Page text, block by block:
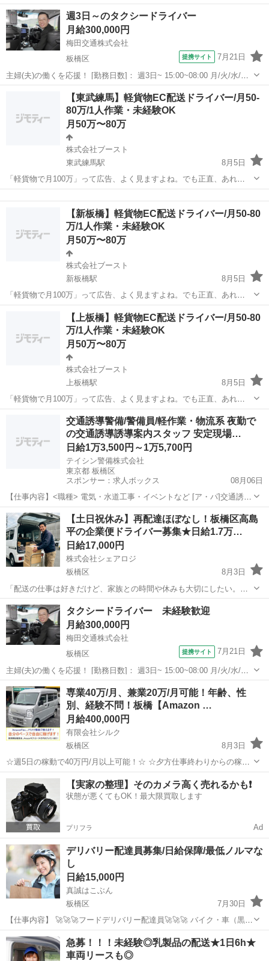
をお届けする軽貨物ドライバー（平日レギュラー）を募集します。 配
送先は企業がメインのため、個人宅のような夜間再配達はありませ
ん。 最大の魅力は、「土日祝・...
東京 板橋区 ドライバー ロイヤリティ
週3日～のタクシードライバー
月給300,000円
梅田交通株式会社
板橋区
提携サイト 7月21日
主婦(夫)の働くを応援！ [勤務日数]： 週3日~ 15:00~08:00 月/火/水/木/
金/土/日 などから選べます [勤務地・最寄駅]： 東京都板橋区前野町2-
30-24 みなとタクシー株式会社 ときわ台(東京都)...
ドライバー
【東武練馬】軽貨物EC配送ドライバー/月50-
80万/1人作業・未経験OK
月50万〜80万
株式会社ブースト
東武練馬駅
8月5日
「軽貨物で月100万」って広告、よく見ますよね。でも正直、あれ
1000人に1人の世界です。完全歩合だから、稼げるかは運次第。 うち
(株式会社ブースト)は違います。続けてる人は月50-80万。盛りませ
ん、明細でお見せしま...【新板橋】軽貨物EC配送ドライバー/月50-80
万/1人作業・未経験OK
月50万〜80万
株式会社ブースト
新板橋駅
8月5日
「軽貨物で月100万」って広告、よく見ますよね。でも正直、あれ
1000人に1人の世界です。完全歩合だから、稼げるかは運次第。 うち
(株式会社ブースト)は違います。続けてる人は月50-80万。盛りませ
ん、明細でお見せしま...
新板橋駅 ドライバー 80万
【上板橋】軽貨物EC配送ドライバー/月50-80
万/1人作業・未経験OK
月50万〜80万
株式会社ブースト
上板橋駅
8月5日
「軽貨物で月100万」って広告、よく見ますよね。でも正直、あれ
1000人に1人の世界です。完全歩合だから、稼げるかは運次第。 うち
(株式会社ブースト)は違います。続けてる人は月50-80万。盛りませ
ん、明細でお見せしま...
上板橋駅 ドライバー 80万
交通誘導警備/警備員/軽作業・物流系 夜勤で
の交通誘導誘導案内スタッフ 安定現場…
日給1万3,500円～1万5,700円
テイシン警備株式会社
東京都 板橋区
スポンサー：求人ボックス
08月06日
【仕事内容】<職種> 電気・水道工事・イベントなど [ア・パ]交通誘導
警備、警備員、軽作業・物流その他 <雇用形態> アルバイト・パート
<給与> [ア・パ]日給13,500円～15,700円 交通費:一部支給 警備現場ま
での交通...
アルバイト・パート
【土日祝休み】再配達ほぼなし！板橋区高島
平の企業便ドライバー募集★日給1.7万…
日給17,000円
株式会社シェアロジ
板橋区
8月3日
「配送の仕事は好きだけど、家族との時間や休みも大切にしたい。」
その希望、ここで叶います。 東京都板橋区高島平を拠点とした、法人
向け事務用品の配送ドライバーを募集します。 お届け先は企業様がメ
イン。 不在による再...
東京 板橋区 ドライバー
タクシードライバー 未経験歓迎
月給300,000円
梅田交通株式会社
板橋区
提携サイト 7月21日
主婦(夫)の働くを応援！ [勤務日数]： 週3日~ 15:00~08:00 月/火/水/木/
金/土/日 などから選べます [勤務地・最寄駅]： 東京都板橋区大原町1-6
ABC交通株式会社 本蓮沼駅徒歩1分／志村坂上駅 ...
東京 板橋区 ドライバー
専業40万/月、兼業20万/月可能！年齢、性
別、経験不問！板橋【Amazon …
月給400,000円
有限会社シルク
板橋区
8月3日
☆週5日の稼動で40万円/月以上可能！☆ ☆夕方仕事終わりからの稼
働、休日の稼動で20万円/月以上可能！☆ ☆雇われない働き方、自由な
スタイルでの働き方を【Amazon Flex】で始めましょう！☆ 個人事業
主とし...
東京 板橋区 配送 Amazon
【実家の整理】そのカメラ高く売れるかも❗️
状態が悪くてもOK！最大限買取します
プリフラ Ad
デリバリー配達員募集/日給保障/最低ノルマな
し
日給15,000円
真誠はこぶん
板橋区
7月30日
【仕事内容】 🚀🚀🚀フードデリバリー配達員🚀🚀🚀 バイク・車（黒ナ
ンバー必須）を使って配達いただきます。 重たいものがないので老若
男女活躍中 ✅EC宅配が嫌いな方必見 ✅ 【どなたでも大歓...
東京 板橋区 ドライバー 1件
急募！！！未経験◎乳製品の配送★1日6h★
車両リースも◎